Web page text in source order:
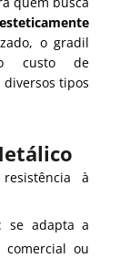
o gradil
custo de
diversos tipos
à
: se adapta a
ou